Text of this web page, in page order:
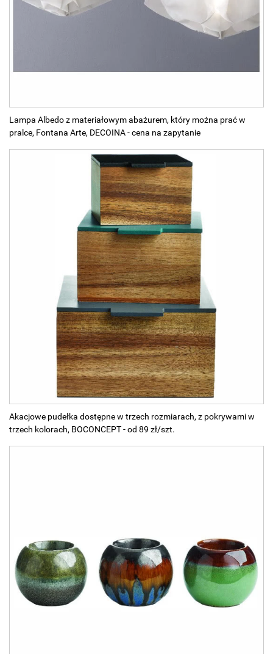
Lampa Albedo z materiałowym abażurem, który można prać w
pralce, Fontana Arte, DECOINA - cena na zapytanie
Akacjowe pudełka dostępne w trzech rozmiarach, z pokrywami w
trzech kolorach, BOCONCEPT - od 89 zł/szt.